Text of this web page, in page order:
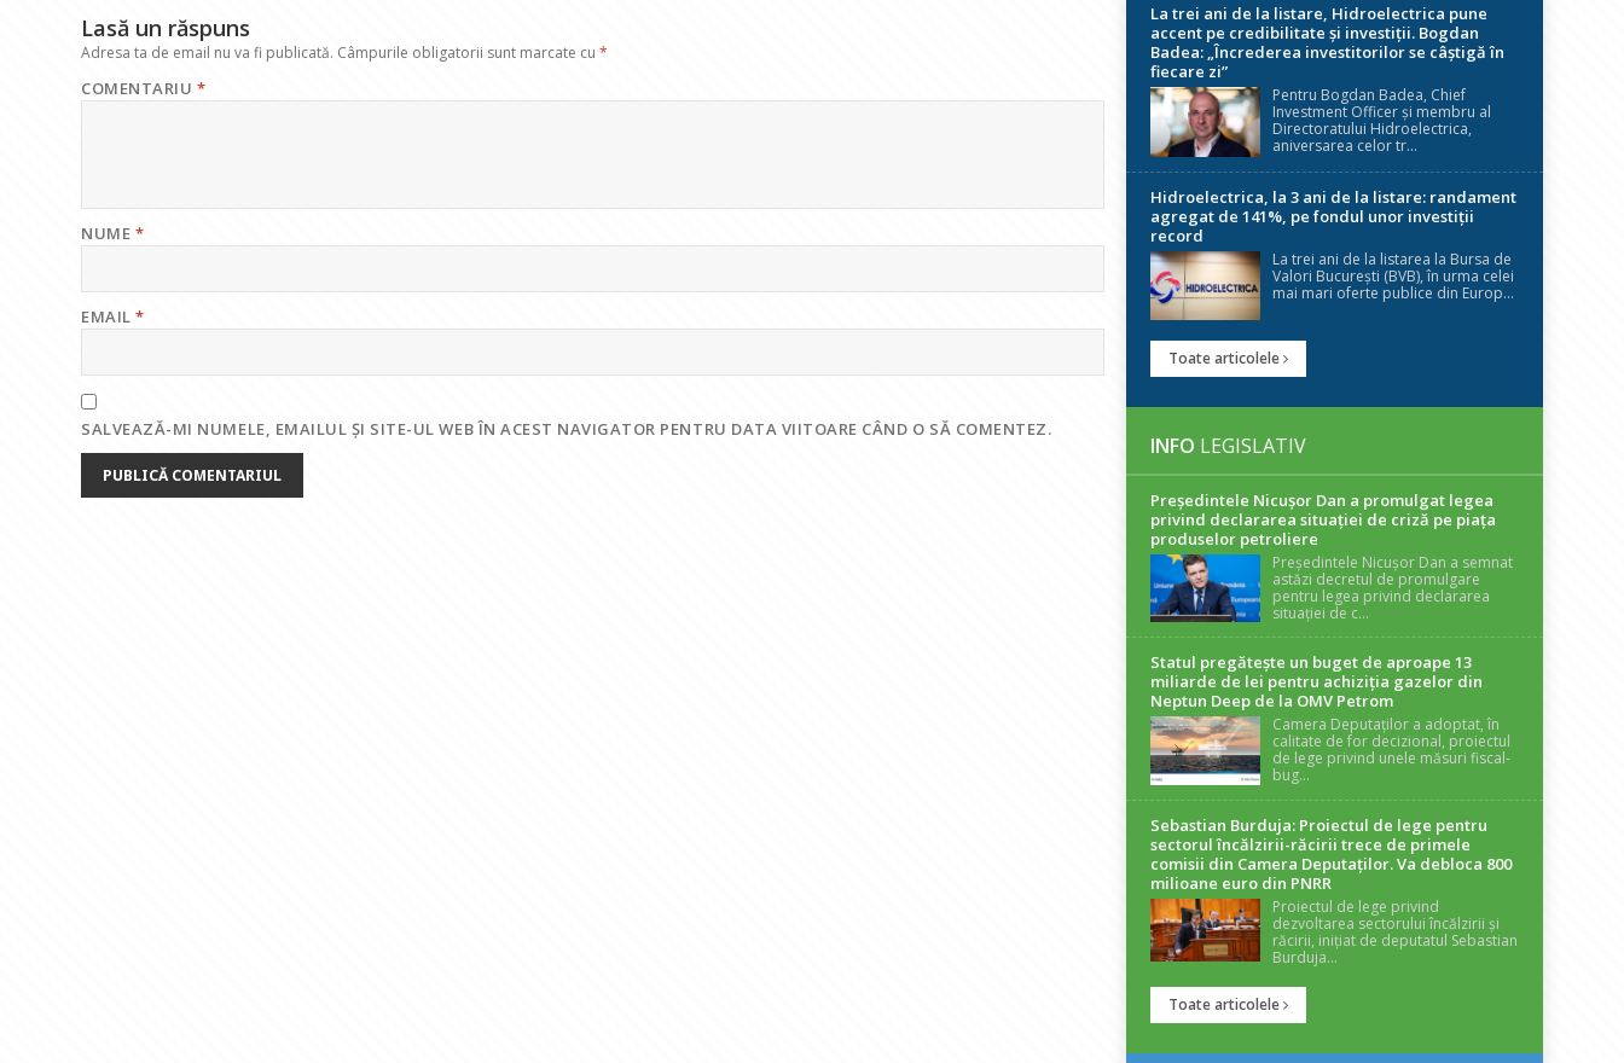
Lasă un răspuns
Adresa ta de email nu va fi publicată. Câmpurile obligatorii sunt marcate cu*
COMENTARIU *
NUME *
EMAIL*
SALVEAZĂ-MI NUMELE, EMAILUL ȘI SITE-UL WEB ÎN ACEST NAVIGATOR PENTRU DATA VIITOARE CÂND O SĂ COMENTEZ.
La trei ani de la listare, Hidroelectrica pune
accent pe credibilitate și investiții. Bogdan
Badea: „Încrederea investitorilor se câștigă în
fiecare zi”
Pentru Bogdan Badea, Chief
Investment Officer și membru al
Directoratului Hidroelectrica,
aniversarea celor tr...
Hidroelectrica, la 3 ani de la listare: randament
agregat de 141%, pe fondul unor investiții
record
La trei ani de la listarea la Bursa de
Valori București (BVB), în urma celei
mai mari oferte publice din Europ...
Toate articolele
INFO LEGISLATIV
Președintele Nicuşor Dan a promulgat legea
privind declararea situaţiei de criză pe piaţa
produselor petroliere
Președintele Nicușor Dan a semnat
astăzi decretul de promulgare
pentru legea privind declararea
situației de c...
Statul pregătește un buget de aproape 13
miliarde de lei pentru achiziția gazelor din
Neptun Deep de la OMV Petrom
Camera Deputaților a adoptat, în
calitate de for decizional, proiectul
de lege privind unele măsuri fiscal-
bug...
Sebastian Burduja: Proiectul de lege pentru
sectorul încălzirii-răcirii trece de primele
comisii din Camera Deputaților. Va debloca 800
milioane euro din PNRR
Proiectul de lege privind
dezvoltarea sectorului încălzirii și
răcirii, inițiat de deputatul Sebastian
Burduja...
Toate articolele